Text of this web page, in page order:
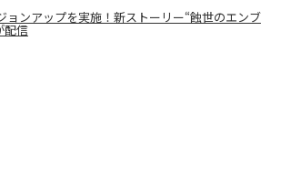
ョンアップを実施！新ストーリー“蝕世のエンブ
配信